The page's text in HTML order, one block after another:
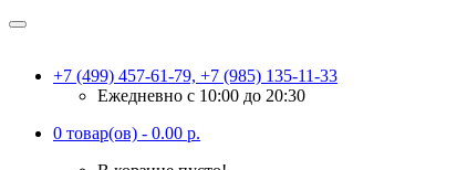
+7 (499) 457-61-79, +7 (985) 135-11-33
Ежедневно c 10:00 до 20:30
0 товар(ов) - 0.00 р.